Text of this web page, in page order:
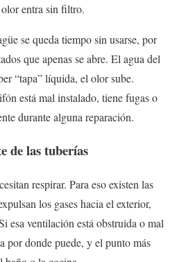
entra sin filtro.
se queda tiempo sin usarse, por
que apenas se abre. El agua del
“tapa” líquida, el olor sube.
está mal instalado, tiene fugas o
durante alguna reparación.
de las tuberías
respirar. Para eso existen las
los gases hacia el exterior,
esa ventilación está obstruida o mal
por donde puede, y el punto más